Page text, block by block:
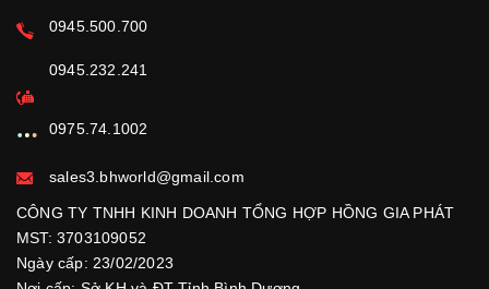
0945.500.700
0945.232.241
0975.74.1002
sales3.bhworld@gmail.com
CÔNG TY TNHH KINH DOANH TỔNG HỢP HỒNG GIA PHÁT
MST: 3703109052
Ngày cấp: 23/02/2023